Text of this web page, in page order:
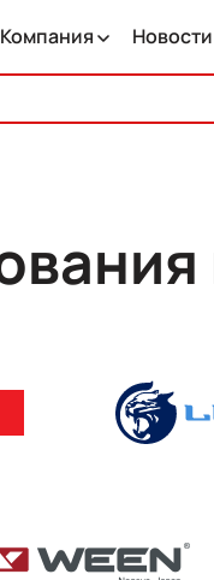
Компания Новости